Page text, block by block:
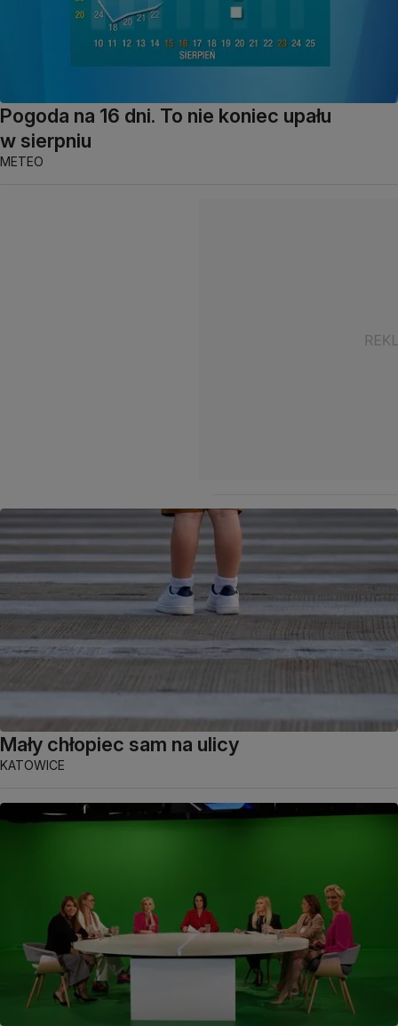
Pogoda na 16 dni. To nie koniec upału
w sierpniu
METEO
Mały chłopiec sam na ulicy
KATOWICE